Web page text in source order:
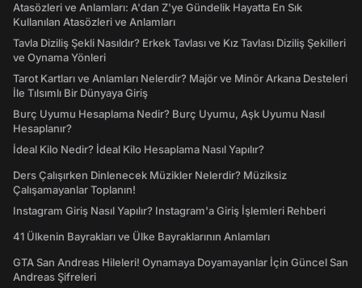
Atasözleri ve Anlamları: A'dan Z'ye Gündelik Hayatta En Sık
Kullanılan Atasözleri ve Anlamları
Tavla Diziliş Şekli Nasıldır? Erkek Tavlası ve Kız Tavlası Diziliş Şekilleri
ve Oynama Yönleri
Tarot Kartları ve Anlamları Nelerdir? Majör ve Minör Arkana Desteleri
İle Tılsımlı Bir Dünyaya Giriş
Burç Uyumu Hesaplama Nedir? Burç Uyumu, Aşk Uyumu Nasıl
Hesaplanır?
İdeal Kilo Nedir? İdeal Kilo Hesaplama Nasıl Yapılır?
Ders Çalışırken Dinlenecek Müzikler Nelerdir? Müziksiz
Çalışamayanlar Toplanın!
Instagram Giriş Nasıl Yapılır? Instagram'a Giriş İşlemleri Rehberi
41 Ülkenin Bayrakları ve Ülke Bayraklarının Anlamları
GTA San Andreas Hileleri! Oynamaya Doyamayanlar İçin Güncel San
Andreas Şifreleri